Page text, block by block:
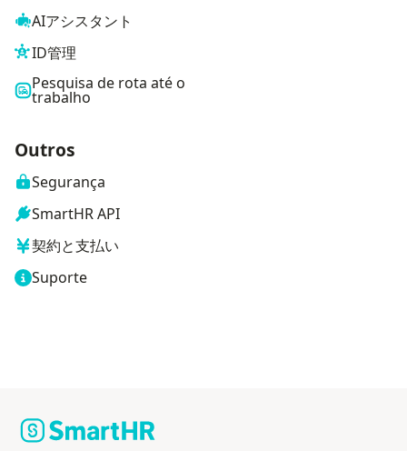
AIアシスタント
ID管理
Pesquisa de rota até o
trabalho
Outros
Segurança
SmartHR API
契約と支払い
Suporte